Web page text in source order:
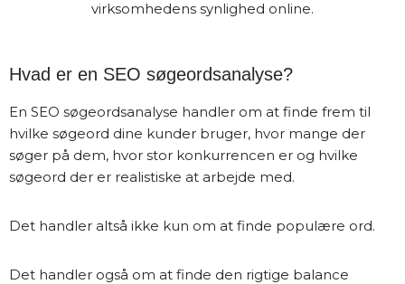
virksomhedens synlighed online.
Hvad er en SEO søgeordsanalyse?
En SEO søgeordsanalyse handler om at finde frem til
hvilke søgeord dine kunder bruger, hvor mange der
søger på dem, hvor stor konkurrencen er og hvilke
søgeord der er realistiske at arbejde med.
Det handler altså ikke kun om at finde populære ord.
Det handler også om at finde den rigtige balance